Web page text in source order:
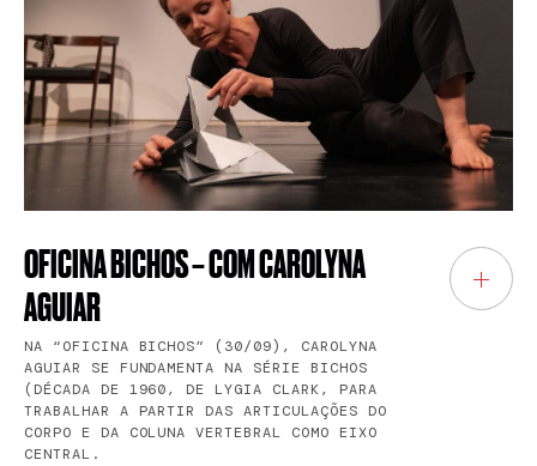
OFICINA BICHOS – COM CAROLYNA
AGUIAR
NA “OFICINA BICHOS” (30/09), CAROLYNA
AGUIAR SE FUNDAMENTA NA SÉRIE BICHOS
(DÉCADA DE 1960, DE LYGIA CLARK, PARA
TRABALHAR A PARTIR DAS ARTICULAÇÕES DO
CORPO E DA COLUNA VERTEBRAL COMO EIXO
CENTRAL.